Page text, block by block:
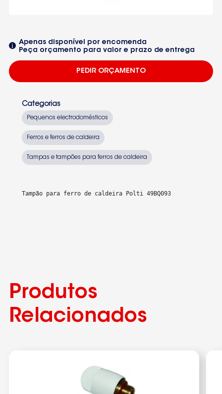
Apenas disponível por encomenda
Peça orçamento para valor e prazo de entrega
PEDIR ORÇAMENTO
Categorias
Pequenos electrodomésticos
Ferros e ferros de caldeira
Tampas e tampões para ferros de caldeira
Tampão para ferro de caldeira Polti 49BQ093
Produtos
Relacionados